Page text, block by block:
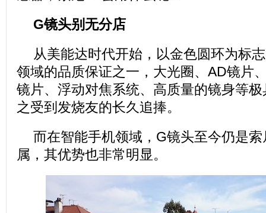
G镜头别无分店
从美能达时代开始，以金色圆环为标
领域的品质保证之一，大光圈、AD镜片
镜片、浮动对焦系统、高质量的镜身等
之受到发烧友的长久追捧。
而在智能手机领域，G镜头至今仍是
属，其优势也非常明显。